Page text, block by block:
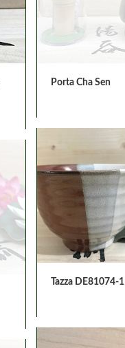
Porta Cha Sen
Tazza DE81074-1